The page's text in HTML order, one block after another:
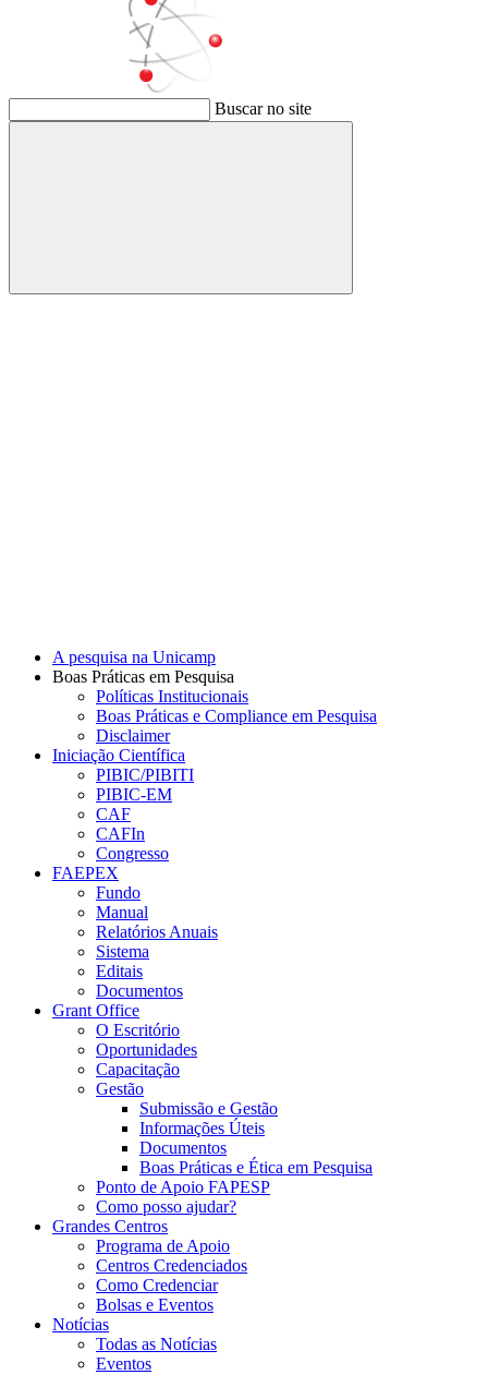
Buscar no site
Buscar
A pesquisa na Unicamp
Boas Práticas em Pesquisa
Políticas Institucionais
Boas Práticas e Compliance em Pesquisa
Disclaimer
Iniciação Científica
PIBIC/PIBITI
PIBIC-EM
CAF
CAFIn
Congresso
FAEPEX
Fundo
Manual
Relatórios Anuais
Sistema
Editais
Documentos
Grant Office
O Escritório
Oportunidades
Capacitação
Gestão
Submissão e Gestão
Informações Úteis
Documentos
Boas Práticas e Ética em Pesquisa
Ponto de Apoio FAPESP
Como posso ajudar?
Grandes Centros
Programa de Apoio
Centros Credenciados
Como Credenciar
Bolsas e Eventos
Notícias
Todas as Notícias
Eventos